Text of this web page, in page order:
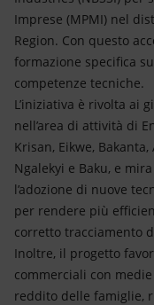
Scenari energetici
Imprese (MPMI) nel
Region. Con questo
formazione specifica
competenze tecniche.
L’iniziativa è rivolta ai
nell’area di attività di
Krisan, Eikwe,
Ngalekyi e Baku, e
l’adozione di nuove
per rendere più
corretto tracciamento
Inoltre, il progetto
commerciali con
reddito delle famiglie,